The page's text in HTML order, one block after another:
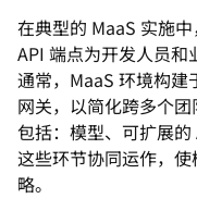
在典型的 MaaS 实施
API 端点为开发人员和
通常，MaaS 环境构建
网关，以简化跨多个
包括：模型、可扩展
这些环节协同运作，
略。